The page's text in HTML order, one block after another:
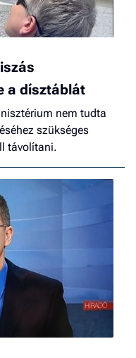
a dísztáblát
nem tudta
szükséges
távolítani.